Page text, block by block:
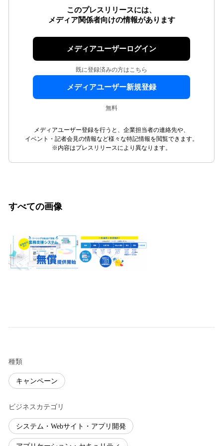
このプレスリリースには、
メディア関係者向けの情報があります
メディアユーザーログイン
既に登録済みの方はこちら
メディアユーザー新規登録
無料
メディアユーザー登録を行うと、企業担当者の連絡先や、
イベント・記者会見の情報など様々な特記情報を閲覧できます。
※内容はプレスリリースにより異なります。
すべての画像
種類
キャンペーン
ビジネスカテゴリ
システム・Webサイト・アプリ開発